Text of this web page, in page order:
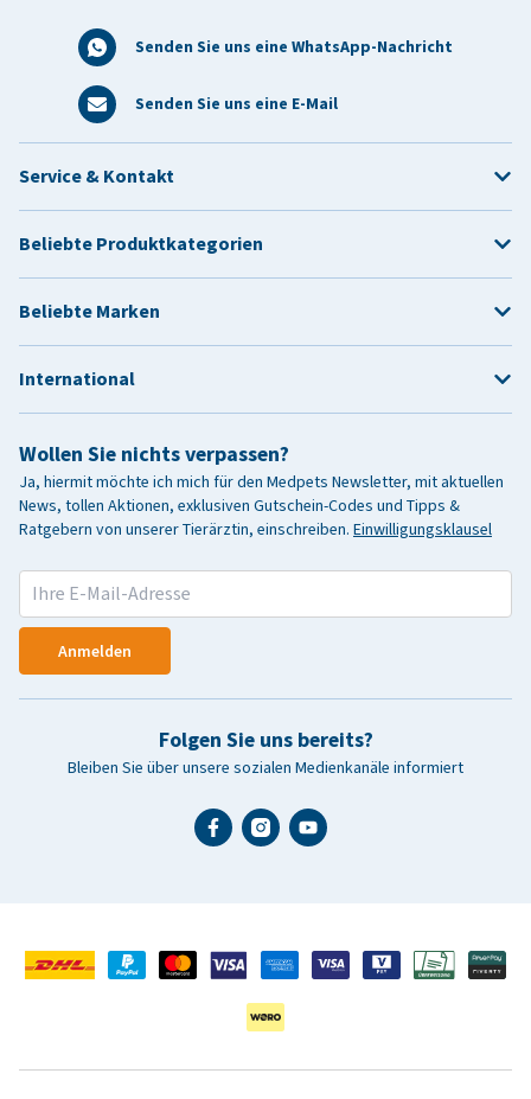
Senden Sie uns eine WhatsApp-Nachricht
Senden Sie uns eine E-Mail
Wollen Sie nichts verpassen?
Ja, hiermit möchte ich mich für den Medpets Newsletter, mit aktuellen
News, tollen Aktionen, exklusiven Gutschein-Codes und Tipps &
Ratgebern von unserer Tierärztin, einschreiben. Einwilligungsklausel
Anmelden
Folgen Sie uns bereits?
Bleiben Sie über unsere sozialen Medienkanäle informiert
Service & Kontakt
Beliebte Produktkategorien
Beliebte Marken
International